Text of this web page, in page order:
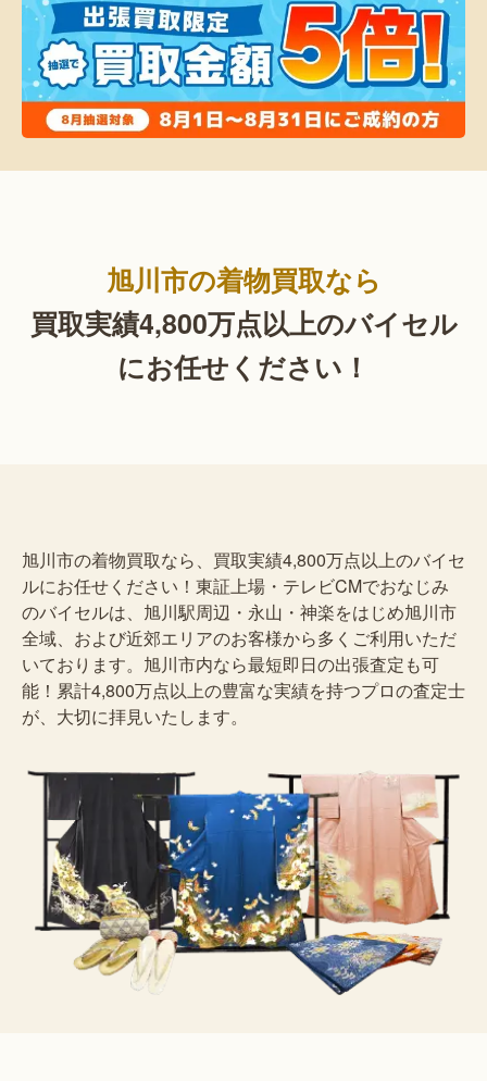
旭川市の着物買取なら
買取実績4,800万点以上のバイセル
にお任せください！
旭川市の着物買取なら、買取実績4,800万点以上のバイセ
ルにお任せください！東証上場・テレビCMでおなじみ
のバイセルは、旭川駅周辺・永山・神楽をはじめ旭川市
全域、および近郊エリアのお客様から多くご利用いただ
いております。旭川市内なら最短即日の出張査定も可
能！累計4,800万点以上の豊富な実績を持つプロの査定士
が、大切に拝見いたします。